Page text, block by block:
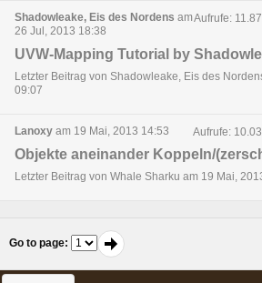
Shadowleake, Eis des Nordens am
26 Jul, 2013 18:38
Aufrufe:
UVW-Mapping Tutorial by
Letzter Beitrag von Shadowleake, Eis des
09:07
Lanoxy am 19 Mai, 2013 14:53 Aufrufe:
Objekte aneinander Koppeln/
Letzter Beitrag von Whale Sharku am 19 Mai,
Go to page: